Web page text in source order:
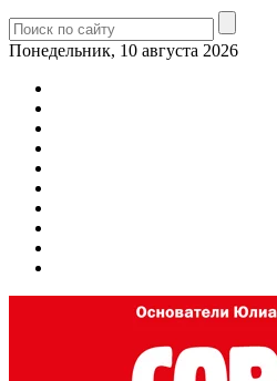
Понедельник, 10 августа 2026